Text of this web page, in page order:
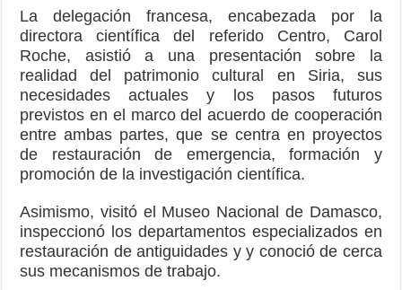
La delegación francesa, encabezada por la
directora científica del referido Centro, Carol
Roche, asistió a una presentación sobre la
realidad del patrimonio cultural en Siria, sus
necesidades actuales y los pasos futuros
previstos en el marco del acuerdo de cooperación
entre ambas partes, que se centra en proyectos
de restauración de emergencia, formación y
promoción de la investigación científica.
Asimismo, visitó el Museo Nacional de Damasco,
inspeccionó los departamentos especializados en
restauración de antiguidades y y conoció de cerca
sus mecanismos de trabajo.